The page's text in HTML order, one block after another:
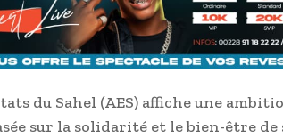
du Sahel (AES) affiche une
sur la solidarité et le bien-être de